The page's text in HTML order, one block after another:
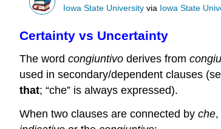
Iowa State University via Iowa State
Certainty vs Uncertainty
The word congiuntivo derives from
used in secondary/dependent clauses
that; “che” is always expressed).
When two clauses are connected by che